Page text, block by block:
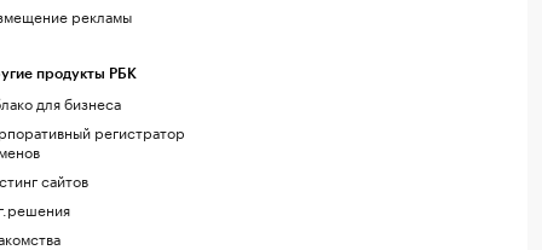
рекламы
продукты РБК
для бизнеса
регистратор
сайтов